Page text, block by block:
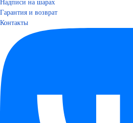
Надписи на шарах
Гарантия и возврат
Контакты